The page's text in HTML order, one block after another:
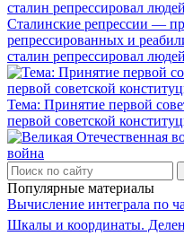
Сталинские репрессии —
репрессированных и
сталин репрессировал людей
Тема: Принятие первой
первой советской
война
Популярные материалы
Вычисление интеграла по
Шкалы и координаты.